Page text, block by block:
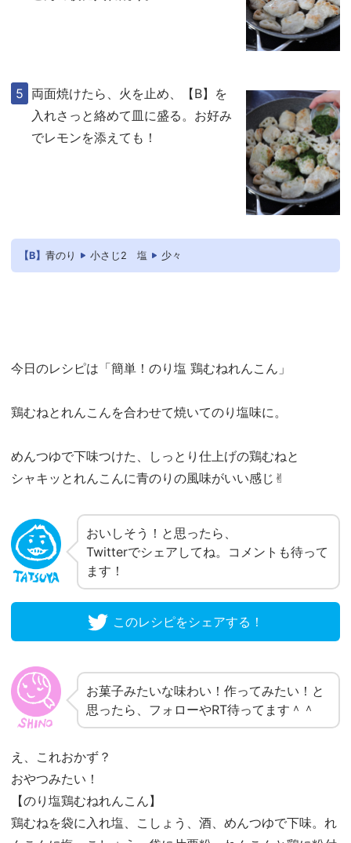
両面焼けたら、火を止め、【B】を
入れさっと絡めて皿に盛る。お好み
でレモンを添えても！
【B】 青のり 小さじ2 塩 少々
今日のレシピは「簡単！のり塩 鶏むねれんこん」
鶏むねとれんこんを合わせて焼いてのり塩味に。
めんつゆで下味つけた、しっとり仕上げの鶏むねと
シャキッとれんこんに青のりの風味がいい感じ✌︎
おいしそう！と思ったら、
Twitterでシェアしてね。コメントも待って
ます！
このレシピをシェアする！
お菓子みたいな味わい！作ってみたい！と
思ったら、フォローやRT待ってます＾＾
え、これおかず？
おやつみたい！
【のり塩鶏むねれんこん】
鶏むねを袋に入れ塩、こしょう、酒、めんつゆで下味。れ